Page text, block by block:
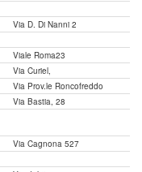
Via D. Di Nanni 2
Viale Roma23
Via Curiel,
Via Prov.le Roncofreddo
Via Bastia, 28
Via Cagnona 527